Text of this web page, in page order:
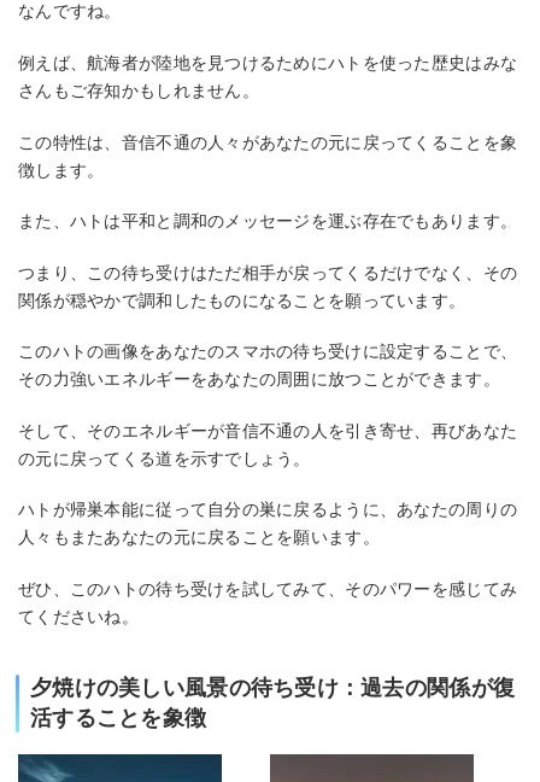
なんですね。
例えば、航海者が陸地を見つけるためにハトを使った歴史はみな
さんもご存知かもしれません。
この特性は、音信不通の人々があなたの元に戻ってくることを象
徴します。
また、ハトは平和と調和のメッセージを運ぶ存在でもあります。
つまり、この待ち受けはただ相手が戻ってくるだけでなく、その
関係が穏やかで調和したものになることを願っています。
このハトの画像をあなたのスマホの待ち受けに設定することで、
その力強いエネルギーをあなたの周囲に放つことができます。
そして、そのエネルギーが音信不通の人を引き寄せ、再びあなた
の元に戻ってくる道を示すでしょう。
ハトが帰巣本能に従って自分の巣に戻るように、あなたの周りの
人々もまたあなたの元に戻ることを願います。
ぜひ、このハトの待ち受けを試してみて、そのパワーを感じてみ
てくださいね。
夕焼けの美しい風景の待ち受け：過去の関係が復
活することを象徴